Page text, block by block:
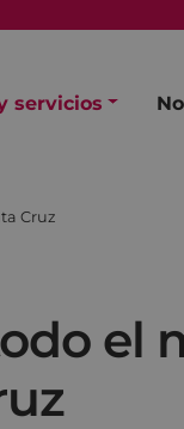
servicios
Cruz
el